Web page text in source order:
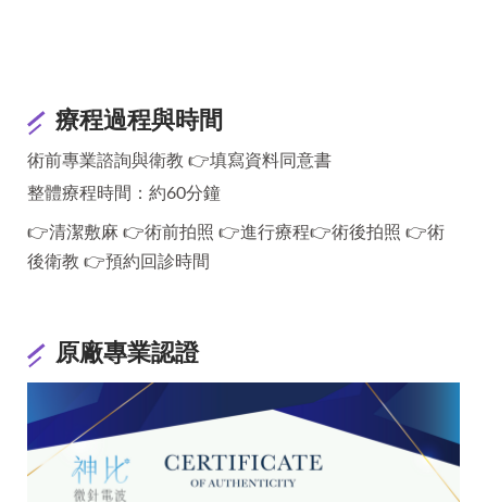
療程過程與時間
術前專業諮詢與衛教 👉填寫資料同意書
整體療程時間：約60分鐘
👉清潔敷麻 👉術前拍照 👉進行療程👉術後拍照 👉術
後衛教 👉預約回診時間​
原廠專業認證